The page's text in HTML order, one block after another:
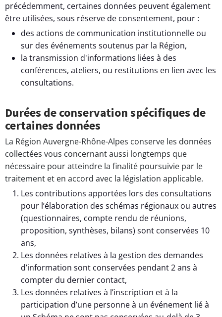
précédemment, certaines données peuvent également
être utilisées, sous réserve de consentement, pour :
des actions de communication institutionnelle ou
sur des événements soutenus par la Région,
la transmission d'informations liées à des
conférences, ateliers, ou restitutions en lien avec les
consultations.
Durées de conservation spécifiques de
certaines données
La Région Auvergne-Rhône-Alpes conserve les données
collectées vous concernant aussi longtemps que
nécessaire pour atteindre la finalité poursuivie par le
traitement et en accord avec la législation applicable.
Les contributions apportées lors des consultations
pour l’élaboration des schémas régionaux ou autres
(questionnaires, compte rendu de réunions,
proposition, synthèses, bilans) sont conservées 10
ans,
Les données relatives à la gestion des demandes
d’information sont conservées pendant 2 ans à
compter du dernier contact,
Les données relatives à l’inscription et à la
participation d’une personne à un événement lié à